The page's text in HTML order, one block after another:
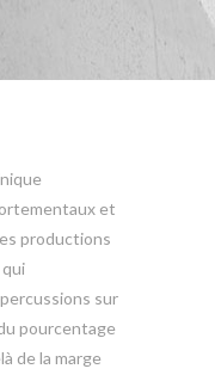
et
productions
sur
pourcentage
de la marge